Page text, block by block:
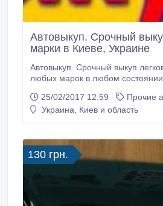
Автовыкуп. Срочный
марки в Киеве, Украине
Автовыкуп. Срочный выкуп
любых марок в любом состоянии, от идеального
выкуп автомобиля в день
кредитного автомобиля с
нашем сайте: www.
25/02/2017 12:59
Прочие
Украина, Киев и область
130 грн.